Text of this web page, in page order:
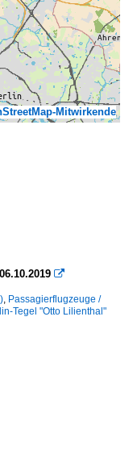
Mitwirkende

, Passagierflugzeuge /
Tegel "Otto Lilienthal"